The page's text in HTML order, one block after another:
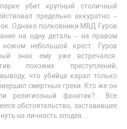
убит крупный столичный
предельно аккуратно –
Однако полковники МВД Гуров
на одну деталь – на правом
ножом небольшой крест. Гуров
знак ему уже встречался.
похожих преступлений,
что убийца карал только
смертные грехи. Кто же он
религиозный фанатик?.. Все
обстоятельство, заставившее
на личность злодея…